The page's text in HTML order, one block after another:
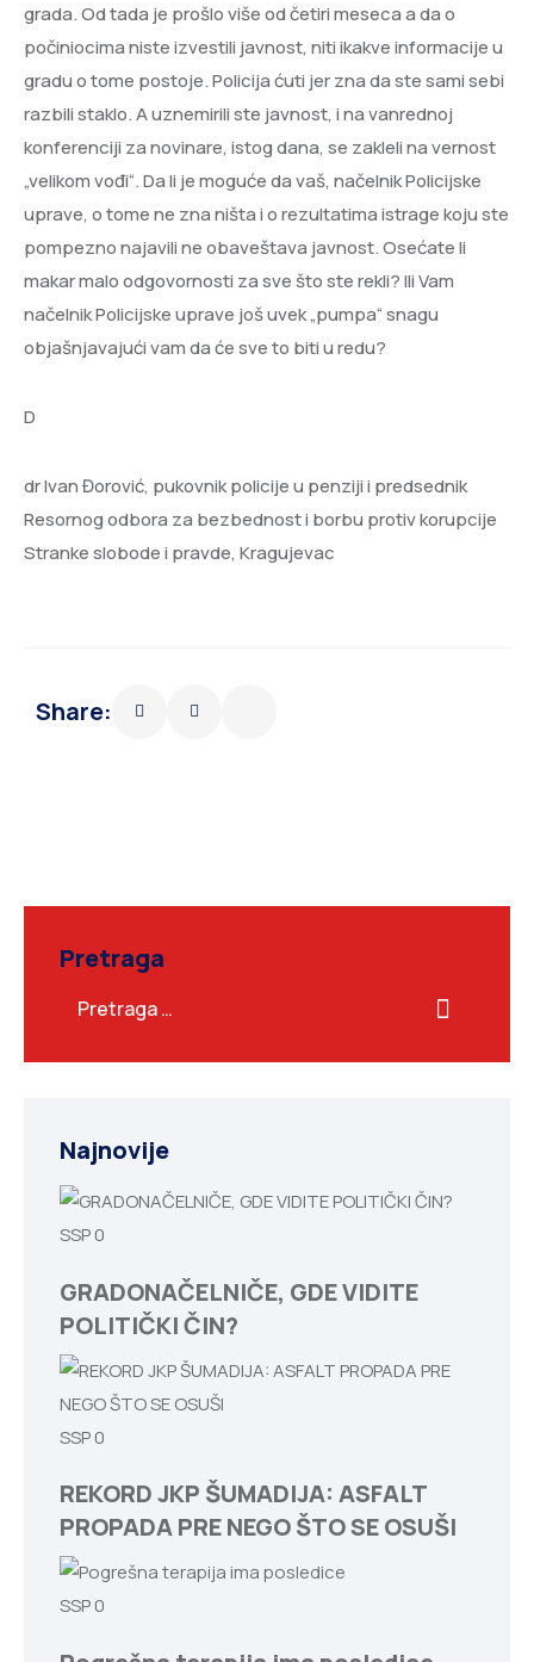
grada. Od tada je prošlo više od četiri meseca a da o
počiniocima niste izvestili javnost, niti ikakve informacije u
gradu o tome postoje. Policija ćuti jer zna da ste sami sebi
razbili staklo. A uznemirili ste javnost, i na vanrednoj
konferenciji za novinare, istog dana, se zakleli na vernost
„velikom vođi“. Da li je moguće da vaš, načelnik Policijske
uprave, o tome ne zna ništa i o rezultatima istrage koju ste
pompezno najavili ne obaveštava javnost. Osećate li
makar malo odgovornosti za sve što ste rekli? Ili Vam
načelnik Policijske uprave još uvek „pumpa“ snagu
objašnjavajući vam da će sve to biti u redu?
D
dr Ivan Đorović, pukovnik policije u penziji i predsednik
Resornog odbora za bezbednost i borbu protiv korupcije
Stranke slobode i pravde, Kragujevac
Share:
Pretraga
Najnovije
SSP0
GRADONAČELNIČE, GDE VIDITE
POLITIČKI ČIN?
SSP0
REKORD JKP ŠUMADIJA: ASFALT
PROPADA PRE NEGO ŠTO SE OSUŠI
SSP0